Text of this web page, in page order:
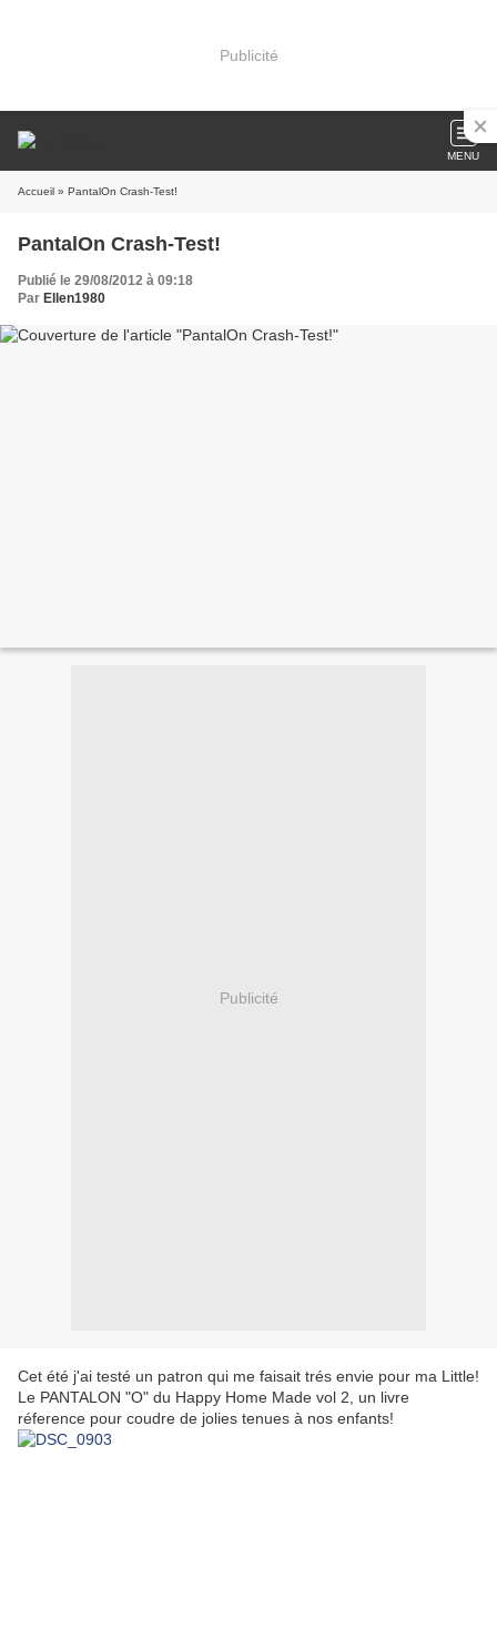
Publicité
MENU
Accueil » PantalOn Crash-Test!
PantalOn Crash-Test!
Publié le 29/08/2012 à 09:18
Par Ellen1980
Publicité
Cet été j'ai testé un patron qui me faisait trés envie pour ma Little!
Le PANTALON "O" du Happy Home Made vol 2, un livre
réference pour coudre de jolies tenues à nos enfants!